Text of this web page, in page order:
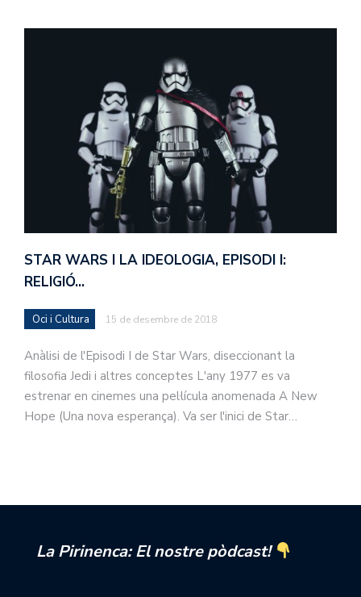
STAR WARS I LA IDEOLOGIA, EPISODI I:
RELIGIÓ…
Oci i Cultura 15 de desembre de 2018
Anàlisi de l'Episodi I de Star Wars, diseccionant la
filosofia Jedi i altres conceptes L'any 1977 es va
estrenar en cinemes una pel·lícula anomenada A New
Hope (Una nova esperança). Va ser l'inici de Star…
La Pirinenca: El nostre pòdcast!